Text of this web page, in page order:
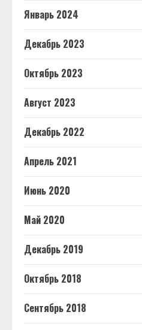
Январь 2024
Декабрь 2023
Октябрь 2023
Август 2023
Декабрь 2022
Апрель 2021
Июнь 2020
Май 2020
Декабрь 2019
Октябрь 2018
Сентябрь 2018